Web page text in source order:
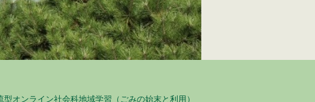
オンライン社会科地域学習（ごみの始末と利用）